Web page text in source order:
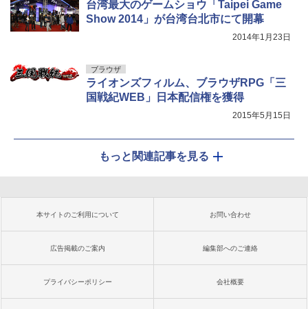
台湾最大のゲームショウ「Taipei Game
Show 2014」が台湾台北市にて開幕
2014年1月23日
ブラウザ
ライオンズフィルム、ブラウザRPG「三
国戦紀WEB」日本配信権を獲得
2015年5月15日
もっと関連記事を見る
本サイトのご利用について お問い合わせ
広告掲載のご案内 編集部へのご連絡
プライバシーポリシー 会社概要